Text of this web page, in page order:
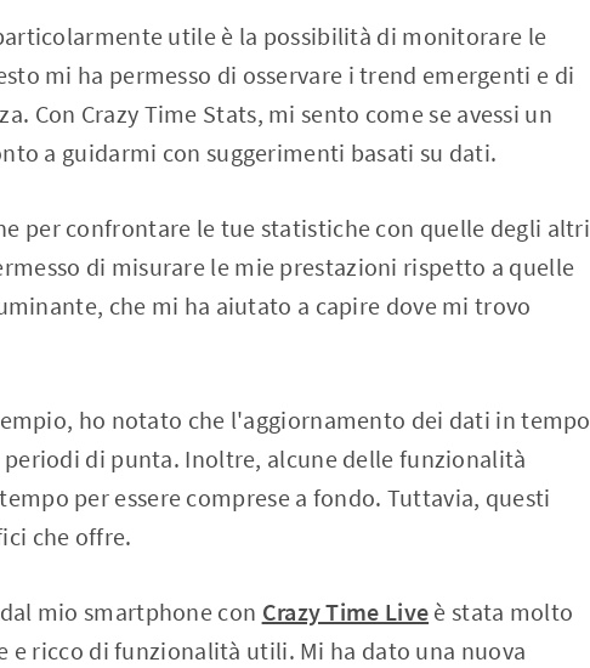
utile è la possibilità di monitorare le
mi ha permesso di osservare i trend emergenti e di
Con Crazy Time Stats, mi sento come se avessi un
a guidarmi con suggerimenti basati su dati.
per confrontare le tue statistiche con quelle degli altri
di misurare le mie prestazioni rispetto a quelle
che mi ha aiutato a capire dove mi trovo
ho notato che l'aggiornamento dei dati in tempo
di punta. Inoltre, alcune delle funzionalità
per essere comprese a fondo. Tuttavia, questi
che offre.
mio smartphone con Crazy Time Live è stata molto
ricco di funzionalità utili. Mi ha dato una nuova